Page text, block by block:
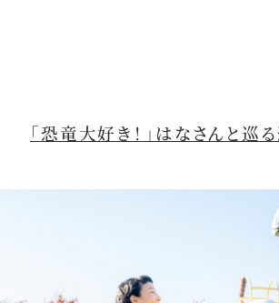
「恐竜大好き！」はなさんと巡